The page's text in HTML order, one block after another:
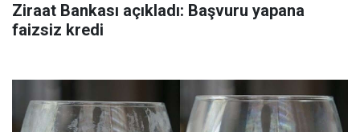
Ziraat Bankası açıkladı: Başvuru yapana
faizsiz kredi